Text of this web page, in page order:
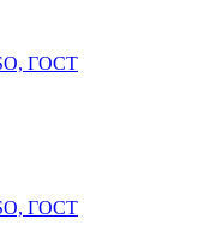
ГОСТ
ГОСТ